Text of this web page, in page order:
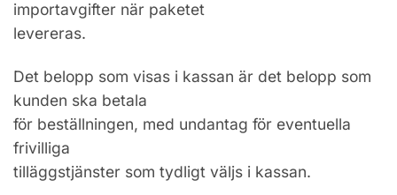
importavgifter när paketet
levereras.
Det belopp som visas i kassan är det belopp som
kunden ska betala
för beställningen, med undantag för eventuella
frivilliga
tilläggstjänster som tydligt väljs i kassan.